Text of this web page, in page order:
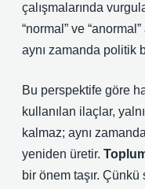
çalışmalarında
“normal” ve
aynı zamanda politik
Bu perspektife göre
kullanılan ilaçlar,
kalmaz; aynı
yeniden üretir.
bir önem taşır.